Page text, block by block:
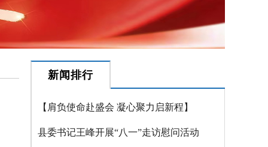
新闻排行
【肩负使命赴盛会 凝心聚力启新程】
县委书记王峰开展“八一”走访慰问活动